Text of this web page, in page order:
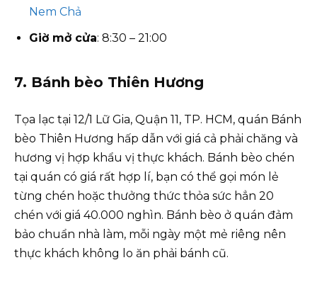
Nem Chả
Giờ mở cửa: 8:30 – 21:00
7. Bánh bèo Thiên Hương
Tọa lạc tại 12/1 Lữ Gia, Quận 11, TP. HCM, quán Bánh
bèo Thiên Hương hấp dẫn với giá cả phải chăng và
hương vị hợp khẩu vị thực khách. Bánh bèo chén
tại quán có giá rất hợp lí, bạn có thể gọi món lẻ
từng chén hoặc thưởng thức thỏa sức hẳn 20
chén với giá 40.000 nghìn. Bánh bèo ở quán đảm
bảo chuẩn nhà làm, mỗi ngày một mẻ riêng nên
thực khách không lo ăn phải bánh cũ.